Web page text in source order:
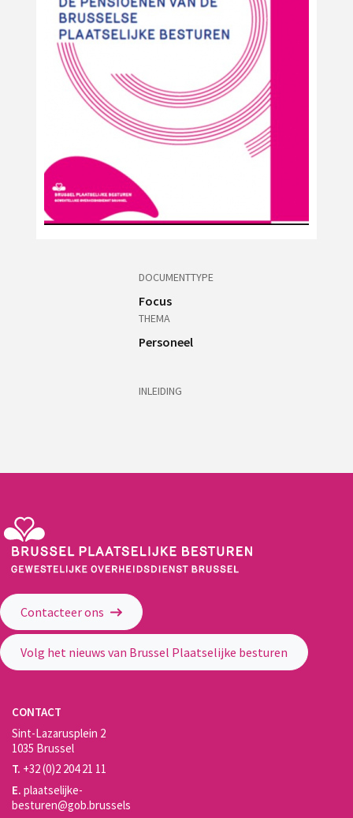
DOCUMENTTYPE
Focus
THEMA
Personeel
INLEIDING
Contacteer ons
Volg het nieuws van Brussel Plaatselijke besturen
CONTACT
Sint-Lazarusplein 2
1035 Brussel
T. +32 (0)2 204 21 11
E. plaatselijke-
besturen@gob.brussels